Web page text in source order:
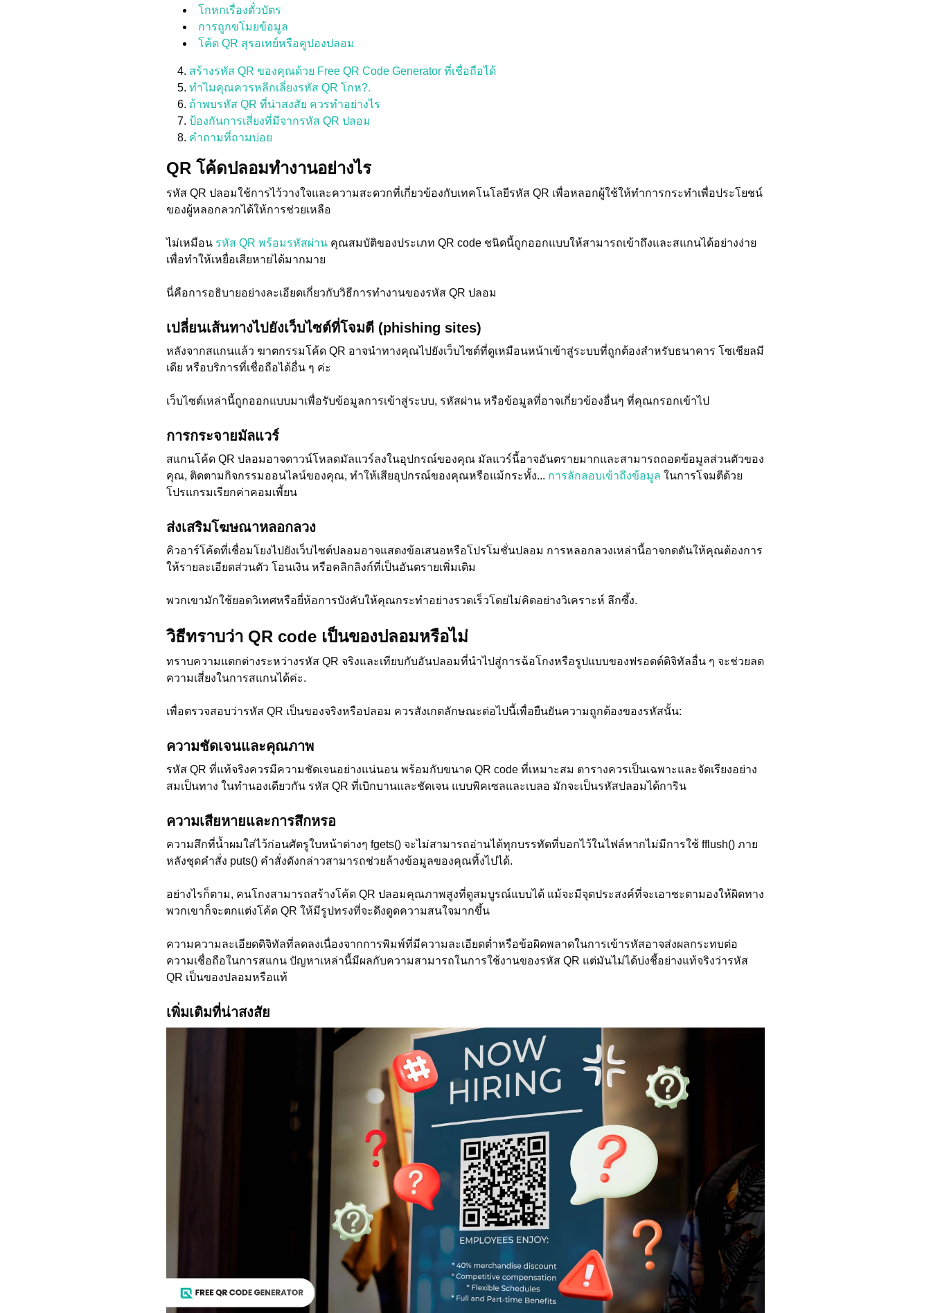
โกหกเรื่องตั๋วบัตร
การถูกขโมยข้อมูล
โค้ด QR สุรอเทย์หรือคูปองปลอม
สร้างรหัส QR ของคุณด้วย Free QR Code Generator ที่เชื่อถือได้
ทำไมคุณควรหลีกเลี่ยงรหัส QR โกห?.
ถ้าพบรหัส QR ที่น่าสงสัย ควรทำอย่างไร
ป้องกันการเสี่ยงที่มีจากรหัส QR ปลอม
คำถามที่ถามบ่อย
QR โค้ดปลอมทำงานอย่างไร
รหัส QR ปลอมใช้การไว้วางใจและความสะดวกที่เกี่ยวข้องกับเทคโนโลยีรหัส QR เพื่อหลอกผู้ใช้ให้ทำการกระทำเพื่อประโยชน์
ของผู้หลอกลวกได้ให้การช่วยเหลือ
ไม่เหมือน รหัส QR พร้อมรหัสผ่าน คุณสมบัติของประเภท QR code ชนิดนี้ถูกออกแบบให้สามารถเข้าถึงและสแกนได้อย่างง่าย
เพื่อทำให้เหยื่อเสียหายได้มากมาย
นี่คือการอธิบายอย่างละเอียดเกี่ยวกับวิธีการทำงานของรหัส QR ปลอม
เปลี่ยนเส้นทางไปยังเว็บไซต์ที่โจมตี (phishing sites)
หลังจากสแกนแล้ว ฆาตกรรมโค้ด QR อาจนำทางคุณไปยังเว็บไซต์ที่ดูเหมือนหน้าเข้าสู่ระบบที่ถูกต้องสำหรับธนาคาร โซเชียลมี
เดีย หรือบริการที่เชื่อถือได้อื่น ๆ ค่ะ
เว็บไซต์เหล่านี้ถูกออกแบบมาเพื่อรับข้อมูลการเข้าสู่ระบบ, รหัสผ่าน หรือข้อมูลที่อาจเกี่ยวข้องอื่นๆ ที่คุณกรอกเข้าไป
การกระจายมัลแวร์
สแกนโค้ด QR ปลอมอาจดาวน์โหลดมัลแวร์ลงในอุปกรณ์ของคุณ มัลแวร์นี้อาจอันตรายมากและสามารถถอดข้อมูลส่วนตัวของ
คุณ, ติดตามกิจกรรมออนไลน์ของคุณ, ทำให้เสียอุปกรณ์ของคุณหรือแม้กระทั้ง... การลักลอบเข้าถึงข้อมูล ในการโจมตีด้วย
โปรแกรมเรียกค่าคอมเพี้ยน
ส่งเสริมโฆษณาหลอกลวง
คิวอาร์โค้ดที่เชื่อมโยงไปยังเว็บไซต์ปลอมอาจแสดงข้อเสนอหรือโปรโมชั่นปลอม การหลอกลวงเหล่านี้อาจกดดันให้คุณต้องการ
ให้รายละเอียดส่วนตัว โอนเงิน หรือคลิกลิงก์ที่เป็นอันตรายเพิ่มเติม
พวกเขามักใช้ยอดวิเทศหรือยี่ห้อการบังคับให้คุณกระทำอย่างรวดเร็วโดยไม่คิดอย่างวิเคราะห์ ลึกซึ้ง.
วิธีทราบว่า QR code เป็นของปลอมหรือไม่
ทราบความแตกต่างระหว่างรหัส QR จริงและเทียบกับอันปลอมที่นำไปสู่การฉ้อโกงหรือรูปแบบของฟรอดด์ดิจิทัลอื่น ๆ จะช่วยลด
ความเสี่ยงในการสแกนได้ค่ะ.
เพื่อตรวจสอบว่ารหัส QR เป็นของจริงหรือปลอม ควรสังเกตลักษณะต่อไปนี้เพื่อยืนยันความถูกต้องของรหัสนั้น:
ความชัดเจนและคุณภาพ
รหัส QR ที่แท้จริงควรมีความชัดเจนอย่างแน่นอน พร้อมกับขนาด QR code ที่เหมาะสม ตารางควรเป็นเฉพาะและจัดเรียงอย่าง
สมเป็นทาง ในทำนองเดียวกัน รหัส QR ที่เบิกบานและชัดเจน แบบพิคเซลและเบลอ มักจะเป็นรหัสปลอมได้การิน
ความเสียหายและการสึกหรอ
ความสึกที่น้ำผมใส่ไว้ก่อนศัตรูใบหน้าต่างๆ fgets() จะไม่สามารถอ่านได้ทุกบรรทัดที่บอกไว้ในไฟล์หากไม่มีการใช้ fflush() ภาย
หลังชุดคำสั่ง puts() คำสั่งดังกล่าวสามารถช่วยล้างข้อมูลของคุณทิ้งไปได้.
อย่างไรก็ตาม, คนโกงสามารถสร้างโค้ด QR ปลอมคุณภาพสูงที่ดูสมบูรณ์แบบได้ แม้จะมีจุดประสงค์ที่จะเอาชะตามองให้ผิดทาง
พวกเขาก็จะตกแต่งโค้ด QR ให้มีรูปทรงที่จะดึงดูดความสนใจมากขึ้น
ความความละเอียดดิจิทัลที่ลดลงเนื่องจากการพิมพ์ที่มีความละเอียดต่ำหรือข้อผิดพลาดในการเข้ารหัสอาจส่งผลกระทบต่อ
ความเชื่อถือในการสแกน ปัญหาเหล่านี้มีผลกับความสามารถในการใช้งานของรหัส QR แต่มันไม่ได้บ่งชี้อย่างแท้จริงว่ารหัส
QR เป็นของปลอมหรือแท้
เพิ่มเติมที่น่าสงสัย